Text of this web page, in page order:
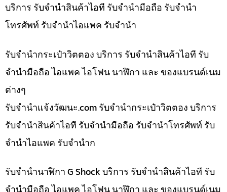
บริการ รับจำนำสินค้าไอที รับจำนำมือถือ รับจำนำ
โทรศัพท์ รับจำนำไอแพค รับจำนำ
รับจำนำกระเป๋าวิตตอง บริการ รับจำนำสินค้าไอที รับ
จำนำมือถือ ไอแพค ไอโฟน นาฬิกา และ ของแบรนด์เนม
ต่างๆ
รับจํานําแจ้งวัฒนะ.com รับจำนำกระเป๋าวิตตอง บริการ
รับจำนำสินค้าไอที รับจำนำมือถือ รับจำนำโทรศัพท์ รับ
จำนำไอแพค รับจำนำก
รับจำนำนาฬิกา G Shock บริการ รับจำนำสินค้าไอที รับ
จำนำมือถือ ไอแพค ไอโฟน นาฬิกา และ ของแบรนด์เนม